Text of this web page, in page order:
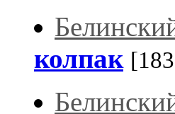
колпак